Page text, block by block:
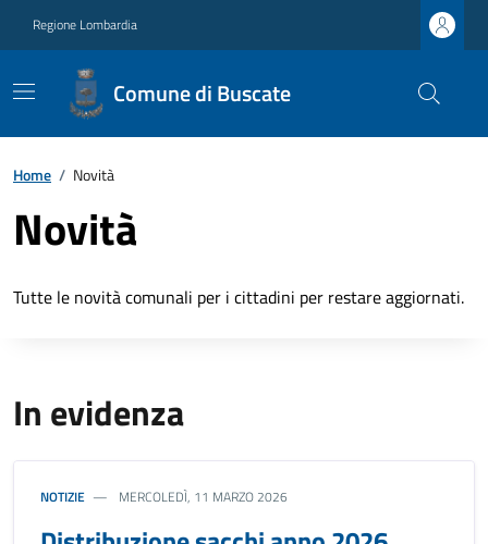
Regione Lombardia
Comune di Buscate
Home / Novità
Novità
Tutte le novità comunali per i cittadini per restare aggiornati.
In evidenza
NOTIZIE MERCOLEDÌ, 11 MARZO 2026